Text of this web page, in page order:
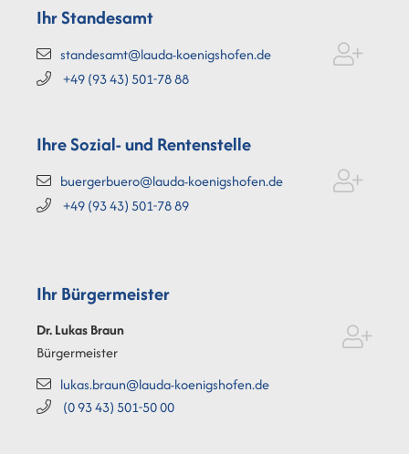
Ihr Standesamt
standesamt@lauda-koenigshofen.de
+49 (9343) 501-7888
Ihre Sozial- und Rentenstelle
buergerbuero@lauda-koenigshofen.de
+49 (9343) 501-7889
Ihr Bürgermeister
Dr. LukasBraun
Bürgermeister
lukas.braun@lauda-koenigshofen.de
(09343) 501-5000